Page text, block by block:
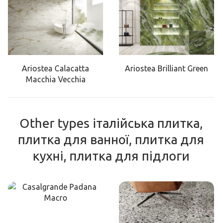
Ariostea Calacatta
Macchia Vecchia
Ariostea Brilliant Green
Other types італійська плитка,
плитка для ванної, плитка для
кухні, плитка для підлоги